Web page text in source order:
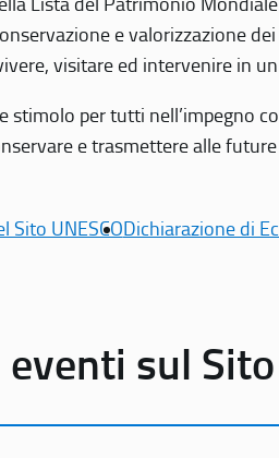
e valorizzazione
visitare ed intervenire in
stimolo per tutti nell’impegno
e trasmettere alle
Sito UNESCODichiarazione di
sul Sito